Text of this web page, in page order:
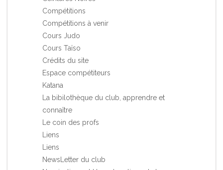
Compétitions
Compétitions à venir
Cours Judo
Cours Taïso
Crédits du site
Espace compétiteurs
Katana
La bibilothèque du club, apprendre et
connaître
Le coin des profs
Liens
Liens
NewsLetter du club